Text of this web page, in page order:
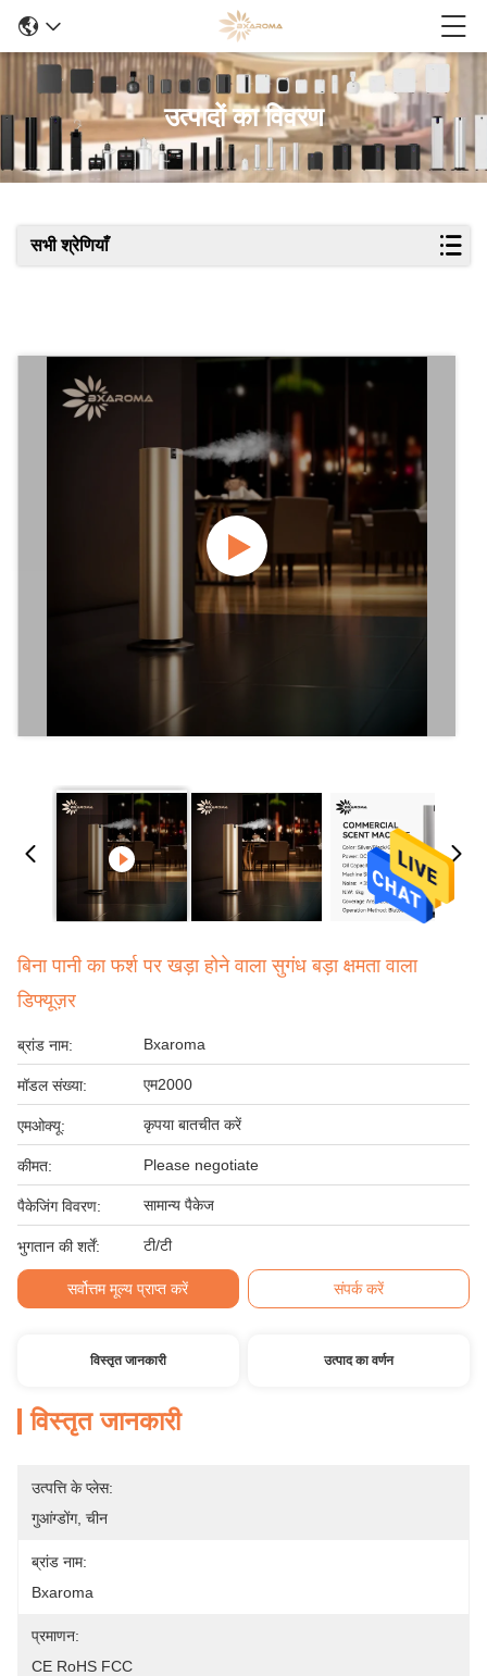
उत्पादों का विवरण
सभी श्रेणियाँ
बिना पानी का फर्श पर खड़ा होने वाला सुगंध बड़ा क्षमता वाला
डिफ्यूज़र
ब्रांड नाम: Bxaroma
मॉडल संख्या: एम2000
एमओक्यू: कृपया बातचीत करें
कीमत: Please negotiate
पैकेजिंग विवरण: सामान्य पैकेज
भुगतान की शर्तें: टी/टी
सर्वोत्तम मूल्य प्राप्त करें संपर्क करें
विस्तृत जानकारी उत्पाद का वर्णन
विस्तृत जानकारी
उत्पत्ति के प्लेस:
गुआंग्डोंग, चीन
ब्रांड नाम:
Bxaroma
प्रमाणन:
CE RoHS FCC